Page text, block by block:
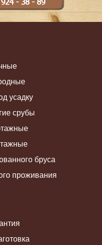
усадку
срубы
бруса
проживания